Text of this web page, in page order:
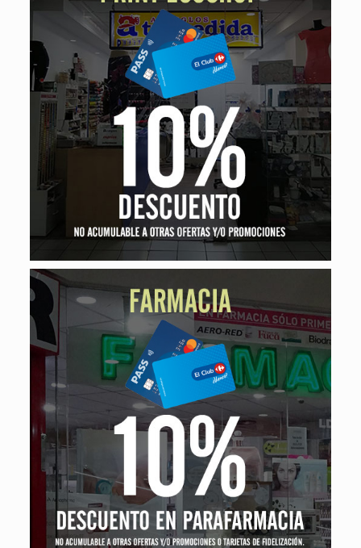
Print Ecoshop
10% de descuento
Farmacia
10% de descuento
EN ACCESORIOS. EN PRODUCTOS DE PARAFARMACIA.
NO ACUMULABLE A OTRAS OFERTAS Y/O
PROMOCIONES O TARJETAS DE FIDELIZACIÓN. NO
VÁLIDO EN MEDICAMENTOS, HOMEOPATÍA,
VETERINARIA.